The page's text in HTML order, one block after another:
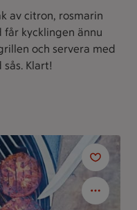
av citron, rosmarin
får kycklingen ännu
och servera med
Klart!